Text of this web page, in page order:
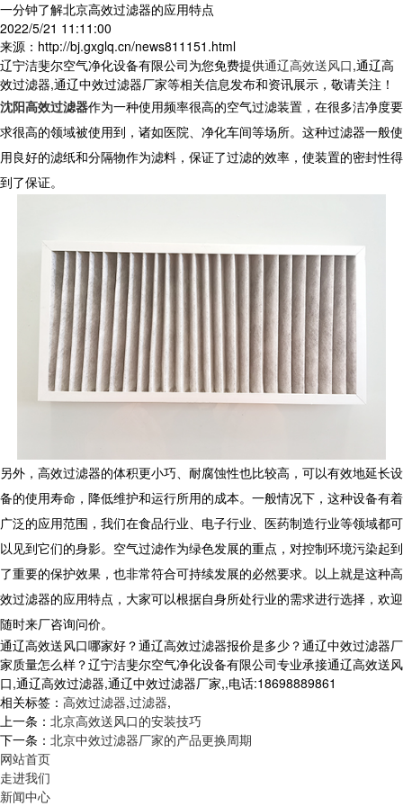
一分钟了解北京高效过滤器的应用特点
2022/5/21 11:11:00
来源：http://bj.gxglq.cn/news811151.html
辽宁洁斐尔空气净化设备有限公司为您免费提供通辽高效送风口,通辽高
效过滤器,通辽中效过滤器厂家等相关信息发布和资讯展示，敬请关注！
沈阳高效过滤器作为一种使用频率很高的空气过滤装置，在很多洁净度要
求很高的领域被使用到，诸如医院、净化车间等场所。这种过滤器一般使
用良好的滤纸和分隔物作为滤料，保证了过滤的效率，使装置的密封性得
到了保证。
另外，高效过滤器的体积更小巧、耐腐蚀性也比较高，可以有效地延长设
备的使用寿命，降低维护和运行所用的成本。一般情况下，这种设备有着
广泛的应用范围，我们在食品行业、电子行业、医药制造行业等领域都可
以见到它们的身影。空气过滤作为绿色发展的重点，对控制环境污染起到
了重要的保护效果，也非常符合可持续发展的必然要求。以上就是这种高
效过滤器的应用特点，大家可以根据自身所处行业的需求进行选择，欢迎
随时来厂咨询问价。
通辽高效送风口哪家好？通辽高效过滤器报价是多少？通辽中效过滤器厂
家质量怎么样？辽宁洁斐尔空气净化设备有限公司专业承接通辽高效送风
口,通辽高效过滤器,通辽中效过滤器厂家,,电话:18698889861
相关标签： 高效过滤器,过滤器,
上一条： 北京高效送风口的安装技巧
下一条： 北京中效过滤器厂家的产品更换周期
网站首页
走进我们
新闻中心